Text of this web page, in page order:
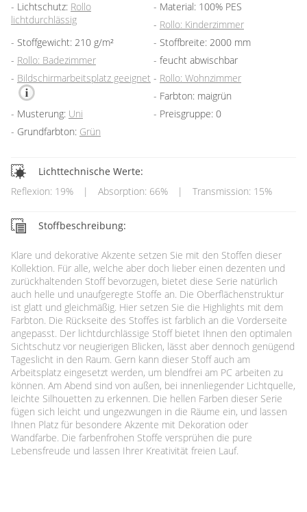
Lichtschutz: Rollo
lichtdurchlässig
Material: 100% PES
Rollo: Kinderzimmer
Stoffgewicht: 210 g/m²
Stoffbreite: 2000 mm
Rollo: Badezimmer
feucht abwischbar
Bildschirmarbeitsplatz geeignet
Rollo: Wohnzimmer
Farbton: maigrün
Musterung: Uni
Preisgruppe: 0
Grundfarbton: Grün
Lichttechnische Werte:
Reflexion: 19%
| Absorption: 66% | Transmission: 15%
Stoffbeschreibung:
Klare und dekorative Akzente setzen Sie mit den Stoffen dieser
Kollektion. Für alle, welche aber doch lieber einen dezenten und
zurückhaltenden Stoff bevorzugen, bietet diese Serie natürlich
auch helle und unaufgeregte Stoffe an. Die Oberflächenstruktur
ist glatt und gleichmäßig. Hier setzen Sie die Highlights mit dem
Farbton. Die Rückseite des Stoffes ist farblich an die Vorderseite
angepasst. Der lichtdurchlässige Stoff bietet Ihnen den optimalen
Sichtschutz vor neugierigen Blicken, lässt aber dennoch genügend
Tageslicht in den Raum. Gern kann dieser Stoff auch am
Arbeitsplatz eingesetzt werden, um blendfrei am PC arbeiten zu
können. Am Abend sind von außen, bei innenliegender Lichtquelle,
leichte Silhouetten zu erkennen. Die hellen Farben dieser Serie
fügen sich leicht und ungezwungen in die Räume ein, und lassen
Ihnen Platz für besondere Akzente mit Dekoration oder
Wandfarbe. Die farbenfrohen Stoffe versprühen die pure
Lebensfreude und lassen Ihrer Kreativität freien Lauf.